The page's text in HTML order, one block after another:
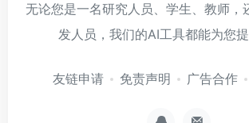
无论您是一名研究人员、学生、教师，
发人员，我们的AI工具都能为您提
友链申请 免责声明 广告合作